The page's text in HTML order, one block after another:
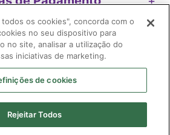
Selos
e Cosméticos S/A | Extrafarma |
Avenida Braz Leme, 2175 -
os cookies", concorda com o
no seu dispositivo para
no site, analisar a utilização do
iniciativas de marketing.
de cookies
Rejeitar Todos